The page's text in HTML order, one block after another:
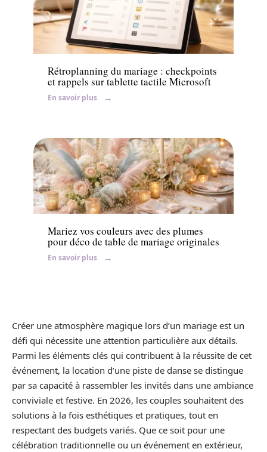
Organisation
Rétroplanning du mariage : checkpoints
et rappels sur tablette tactile Microsoft
En savoir plus
Ambiance
Mariez vos couleurs avec des plumes
pour déco de table de mariage originales
En savoir plus
Créer une atmosphère magique lors d’un mariage est un
défi qui nécessite une attention particulière aux détails.
Parmi les éléments clés qui contribuent à la réussite de cet
événement, la location d’une piste de danse se distingue
par sa capacité à rassembler les invités dans une ambiance
conviviale et festive. En 2026, les couples souhaitent des
solutions à la fois esthétiques et pratiques, tout en
respectant des budgets variés. Que ce soit pour une
célébration traditionnelle ou un événement en extérieur,